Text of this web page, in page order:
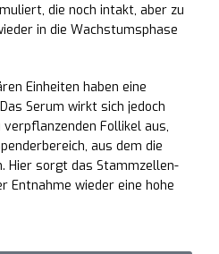
die noch intakt, aber zu
in die Wachstumsphase
Einheiten haben eine
Serum wirkt sich jedoch
Follikel aus,
aus dem die
Hier sorgt das Stammzellen-
Entnahme wieder eine hohe